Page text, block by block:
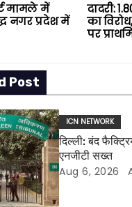
दादरी:
का
पर
मामले में
नगर प्रदेश में
Post
ICN NETWORK
दिल्ली: बंद
एनजीटी सख्त
Aug 6, 2026